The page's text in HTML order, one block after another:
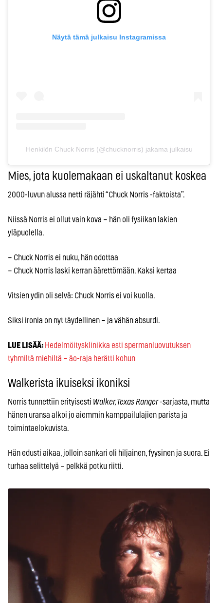
Näytä tämä julkaisu Instagramissa
Henkilön Chuck Norris (@chucknorris) jakama julkaisu
Mies, jota kuolemakaan ei uskaltanut koskea
2000-luvun alussa netti räjähti “Chuck Norris -faktoista”.
Niissä Norris ei ollut vain kova – hän oli fysiikan lakien
yläpuolella.
– Chuck Norris ei nuku, hän odottaa
– Chuck Norris laski kerran äärettömään. Kaksi kertaa
Vitsien ydin oli selvä: Chuck Norris ei voi kuolla.
Siksi ironia on nyt täydellinen – ja vähän absurdi.
LUE LISÄÄ: Hedelmöitysklinikka esti spermanluovutuksen
tyhmiltä miehiltä – äo-raja herätti kohun
Walkerista ikuiseksi ikoniksi
Norris tunnettiin erityisesti Walker, Texas Ranger-sarjasta, mutta
hänen uransa alkoi jo aiemmin kamppailulajien parista ja
toimintaelokuvista.
Hän edusti aikaa, jolloin sankari oli hiljainen, fyysinen ja suora. Ei
turhaa selittelyä – pelkkä potku riitti.